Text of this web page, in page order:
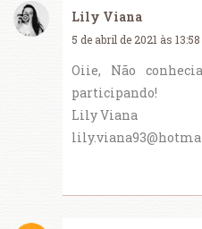
Lily Viana
5 de abril de 2021 às 13:58
Oiie, Não
participando!
Lily Viana